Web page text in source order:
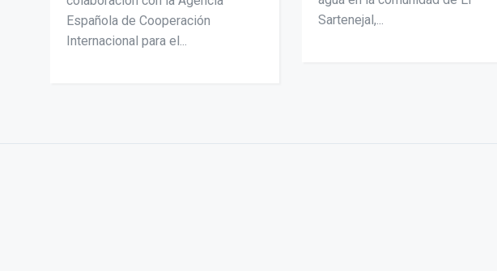
Española de Cooperación
Internacional para el...
Sartenejal,...